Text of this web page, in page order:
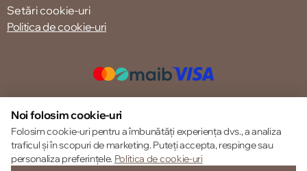
Setări cookie-uri
Politica de cookie-uri
© 2013 – 2026 ECOM
Noi folosim cookie-uri
Folosim cookie-uri pentru a îmbunătăți experiența dvs., a analiza
traficul și în scopuri de marketing. Puteți accepta, respinge sau
personaliza preferințele. Politica de cookie-uri